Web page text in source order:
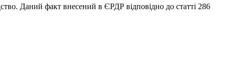
Даний факт внесений в ЄРДР відповідно до статті 286